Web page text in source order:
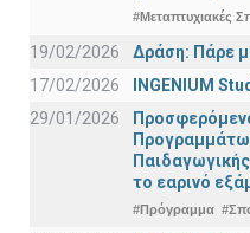
#Μεταπτυχιακές
19/02/2026
Δράση: Πάρε
17/02/2026
INGENIUM
29/01/2026
το εαρινό
#Πρόγραμμα